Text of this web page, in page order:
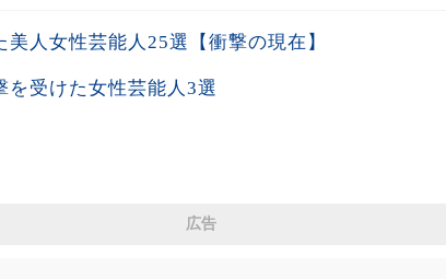
人女性芸能人25選【衝撃の現在】
を受けた女性芸能人3選
広告